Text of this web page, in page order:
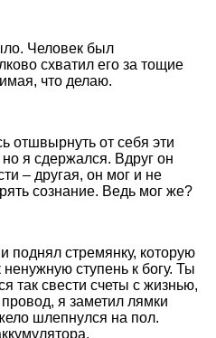
Человек был
схватил его за тощие
что делаю.
отшвырнуть от себя эти
я сдержался. Вдруг он
– другая, он мог и не
сознание. Ведь мог же?
поднял стремянку, которую
ненужную ступень к богу. Ты
так свести счеты с жизнью,
я заметил лямки
шлепнулся на пол.